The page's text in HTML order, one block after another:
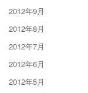
2012年9月
2012年8月
2012年7月
2012年6月
2012年5月